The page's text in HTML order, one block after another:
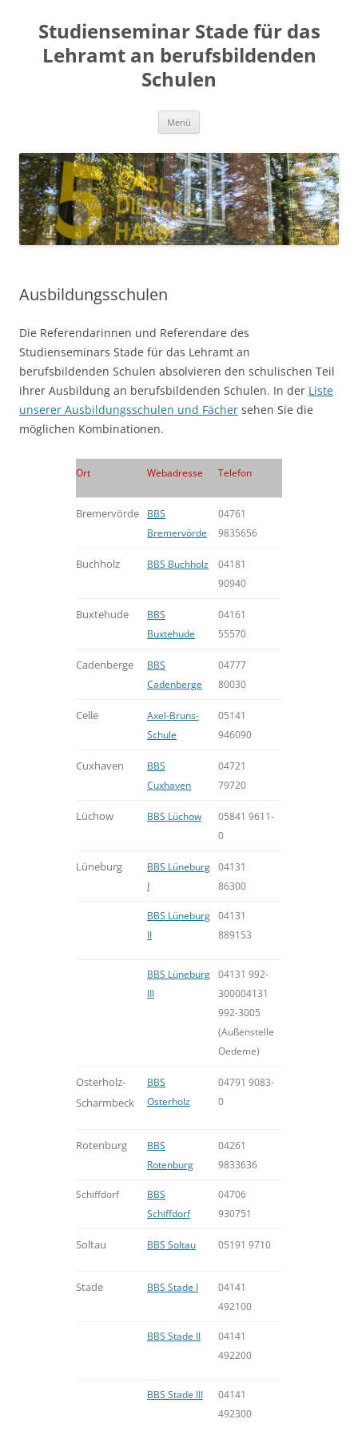
springen
Studienseminar Stade für das
Lehramt an berufsbildenden
Schulen
Menü
Ausbildungsschulen
Die Referendarinnen und Referendare des
Studienseminars Stade für das Lehramt an
berufsbildenden Schulen absolvieren den schulischen Teil
ihrer Ausbildung an berufsbildenden Schulen. In der Liste
unserer Ausbildungsschulen und Fächer sehen Sie die
möglichen Kombinationen.
Ort Webadresse Telefon
Bremervörde
BBS
Bremervörde
04761
9835656
Buchholz BBS Buchholz
04181
90940
Buxtehude
BBS
Buxtehude
04161
55570
Cadenberge
BBS
Cadenberge
04777
80030
Celle
Axel-Bruns-
Schule
05141
946090
Cuxhaven
BBS
Cuxhaven
04721
79720
Lüchow BBS Lüchow
05841 9611-
0
Lüneburg
BBS Lüneburg
I
04131
86300
BBS Lüneburg
II
04131
889153
BBS Lüneburg
III
04131 992-
300004131
992-3005
(Außenstelle
Oedeme)
Osterholz-
Scharmbeck
BBS
Osterholz
04791 9083-
0
Rotenburg
BBS
Rotenburg
04261
9833636
Schiffdorf
BBS
Schiffdorf
04706
930751
Soltau BBS Soltau 05191 9710
Stade BBS Stade I
04141
492100
BBS Stade II
04141
492200
BBS Stade III
04141
492300